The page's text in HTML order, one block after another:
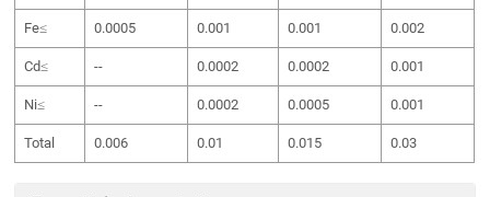
Fe≤ 0.0005 0.001 0.001 0.002
Cd≤ -- 0.0002 0.0002 0.001
Ni≤ -- 0.0002 0.0005 0.001
Total 0.006 0.01 0.015 0.03